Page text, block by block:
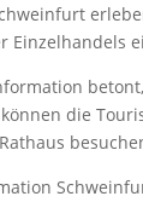
Einzelhandels
die